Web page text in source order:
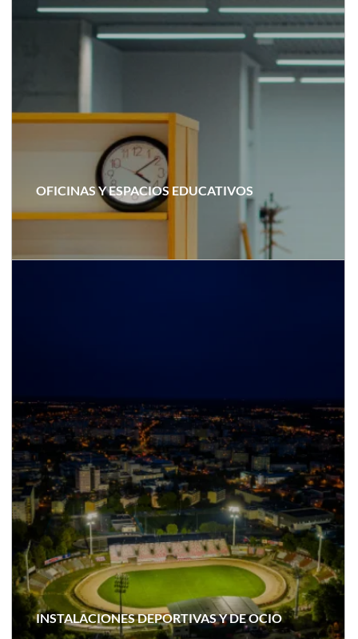
OFICINAS Y ESPACIOS EDUCATIVOS
INSTALACIONES DEPORTIVAS Y DE OCIO